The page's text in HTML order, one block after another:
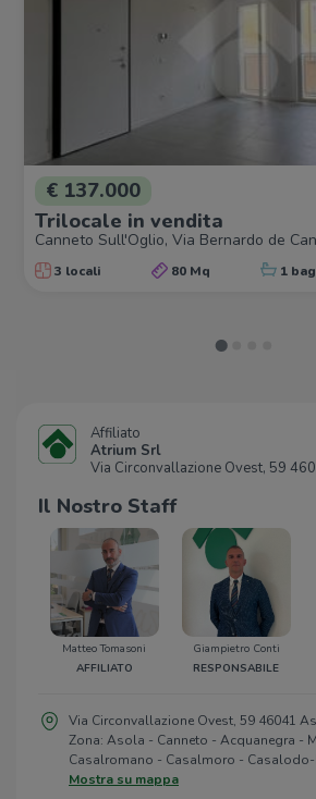
€ 137.000
Trilocale in vendita
Canneto Sull'Oglio, Via Bernardo de
3 locali 80 Mq 1
Affiliato
Atrium Srl
Via Circonvallazione Ovest, 59
Il Nostro Staff
Matteo Tomasoni
AFFILIATO
Giampietro Conti
RESPONSABILE
Via Circonvallazione Ovest, 59 46041
Zona: Asola - Canneto - Acquanegra -
Casalromano - Casalmoro - Casalodo-
Mostra su mappa